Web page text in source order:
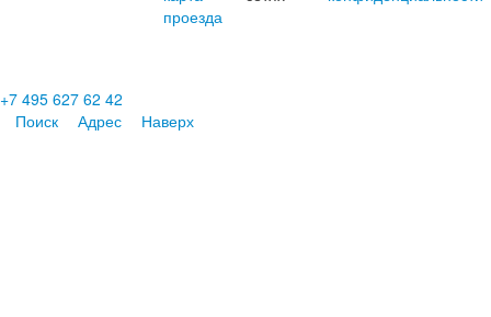
проезда
+7 495 627 62 42
Поиск
Адрес Наверх